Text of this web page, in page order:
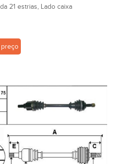
21 estrias, Lado caixa
preço